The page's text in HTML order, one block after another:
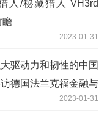
人/秘藏猎人 VH3rd
瞻
2023-01-31
驱动力和韧性的中国
德国法兰克福金融与
|天天微资讯2023-01-31